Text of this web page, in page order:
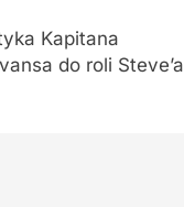
Kapitana
do roli Steve’a